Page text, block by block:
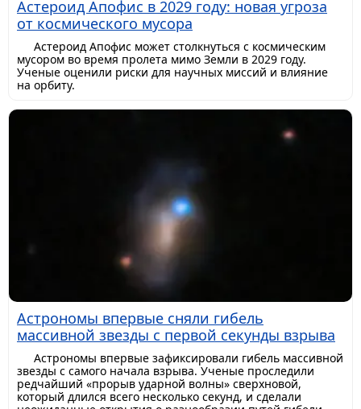
Астероид Апофис в 2029 году: новая угроза
от космического мусора
Астероид Апофис может столкнуться с космическим
мусором во время пролета мимо Земли в 2029 году.
Ученые оценили риски для научных миссий и влияние
на орбиту.
Астрономы впервые сняли гибель
массивной звезды с первой секунды взрыва
Астрономы впервые зафиксировали гибель массивной
звезды с самого начала взрыва. Ученые проследили
редчайший «прорыв ударной волны» сверхновой,
который длился всего несколько секунд, и сделали